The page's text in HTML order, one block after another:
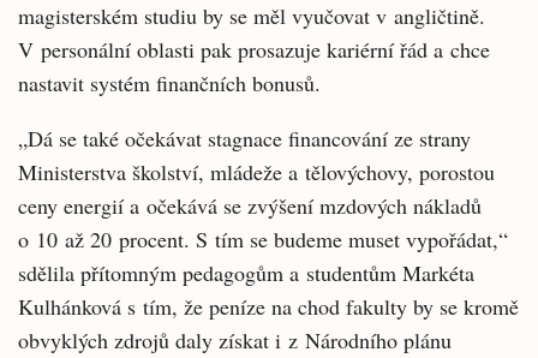
magisterském studiu by se měl vyučovat v angličtině.
V personální oblasti pak prosazuje kariérní řád a chce
nastavit systém finančních bonusů.
„Dá se také očekávat stagnace financování ze strany
Ministerstva školství, mládeže a tělovýchovy, porostou
ceny energií a očekává se zvýšení mzdových nákladů
o 10 až 20 procent. S tím se budeme muset vypořádat,“
sdělila přítomným pedagogům a studentům Markéta
Kulhánková s tím, že peníze na chod fakulty by se kromě
obvyklých zdrojů daly získat i z Národního plánu